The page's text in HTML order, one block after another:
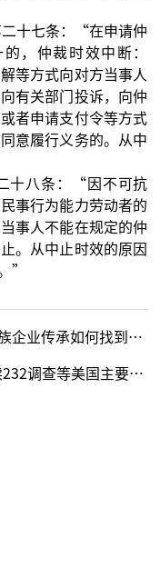
二十七条：“在申请仲
，仲裁时效中断：
等方式向对方当事人
有关部门投诉，向仲
者申请支付令等方式
意履行义务的。从中
十八条：“因不可抗
事行为能力劳动者的
事人不能在规定的仲
。从中止时效的原因
”
如何找到“拆弹专家”
查等美国主要贸易武器